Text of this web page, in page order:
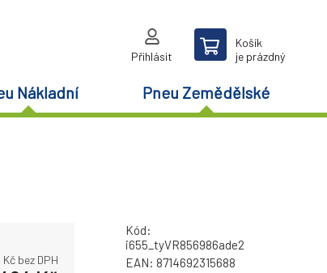
Přihlásit
Košík
je prázdný
Nákladní Pneu Zemědělské
Kč bez DPH
Kód:
i655_tyVR856986ade2
EAN: 8714692315688